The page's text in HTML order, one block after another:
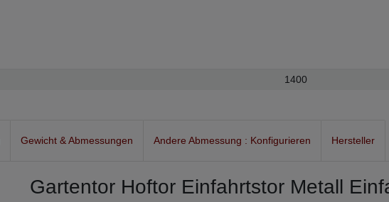
1400
Gewicht & Abmessungen Andere Abmessung : Konfigurieren Hersteller
Gartentor Hoftor Einfahrtstor Metall